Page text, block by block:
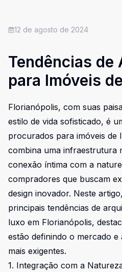
12 de agosto de 2024
Tendências de
para Imóveis
Florianópolis
Florianópolis, com suas
estilo de vida sofisticado, é
procurados para imóveis de
combina uma infraestrutura
conexão íntima com a
compradores que buscam
design inovador. Neste
principais tendências de
luxo em Florianópolis,
estão definindo o mercado
mais exigentes.
1. Integração com a